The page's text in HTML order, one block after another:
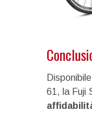
61, la Fuji